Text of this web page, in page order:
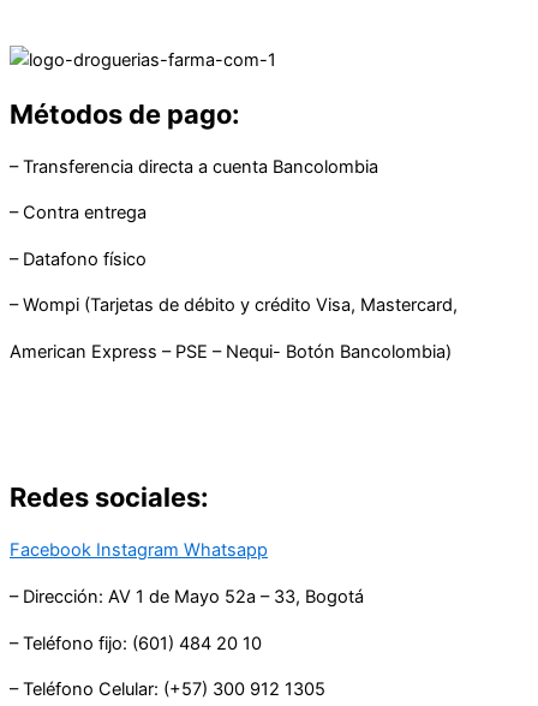
Métodos de pago:
– Transferencia directa a cuenta Bancolombia
– Contra entrega
– Datafono físico
– Wompi (Tarjetas de débito y crédito Visa, Mastercard,
American Express – PSE – Nequi- Botón Bancolombia)
Redes sociales:
Facebook Instagram Whatsapp
– Dirección: AV 1 de Mayo 52a – 33, Bogotá
– Teléfono fijo: (601) 484 20 10
– Teléfono Celular: (+57) 300 912 1305